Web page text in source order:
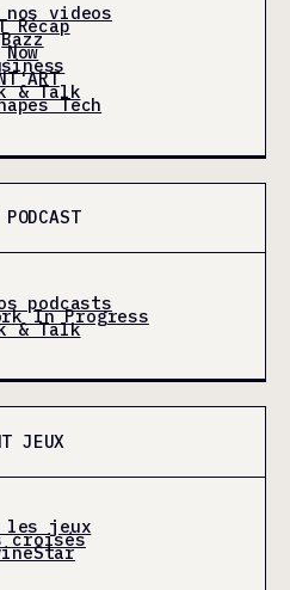
nos videos
Récap
Bazz
Now
& Talk
Tech
podcasts
In Progress
& Talk
JEUX
les jeux
croisés